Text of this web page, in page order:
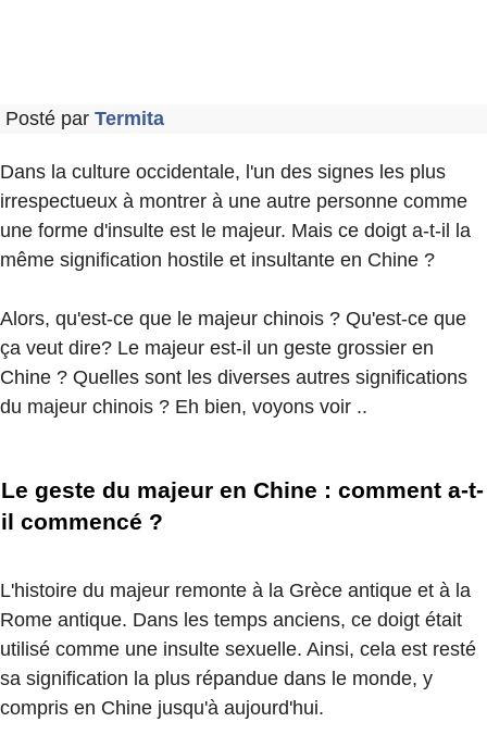
Posté par Termita
Dans la culture occidentale, l'un des signes les plus
irrespectueux à montrer à une autre personne comme
une forme d'insulte est le majeur. Mais ce doigt a-t-il la
même signification hostile et insultante en Chine ?
Alors, qu'est-ce que le majeur chinois ? Qu'est-ce que
ça veut dire? Le majeur est-il un geste grossier en
Chine ? Quelles sont les diverses autres significations
du majeur chinois ? Eh bien, voyons voir ..
Le geste du majeur en Chine : comment a-t-
il commencé ?
L'histoire du majeur remonte à la Grèce antique et à la
Rome antique. Dans les temps anciens, ce doigt était
utilisé comme une insulte sexuelle. Ainsi, cela est resté
sa signification la plus répandue dans le monde, y
compris en Chine jusqu'à aujourd'hui.